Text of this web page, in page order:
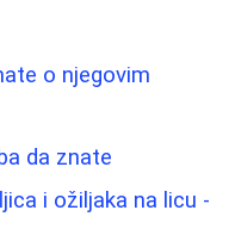
o njegovim
da znate
i ožiljaka na licu -